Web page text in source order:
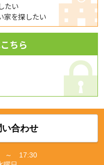
たい
家を探したい
ちら
合わせ
～ 17:30